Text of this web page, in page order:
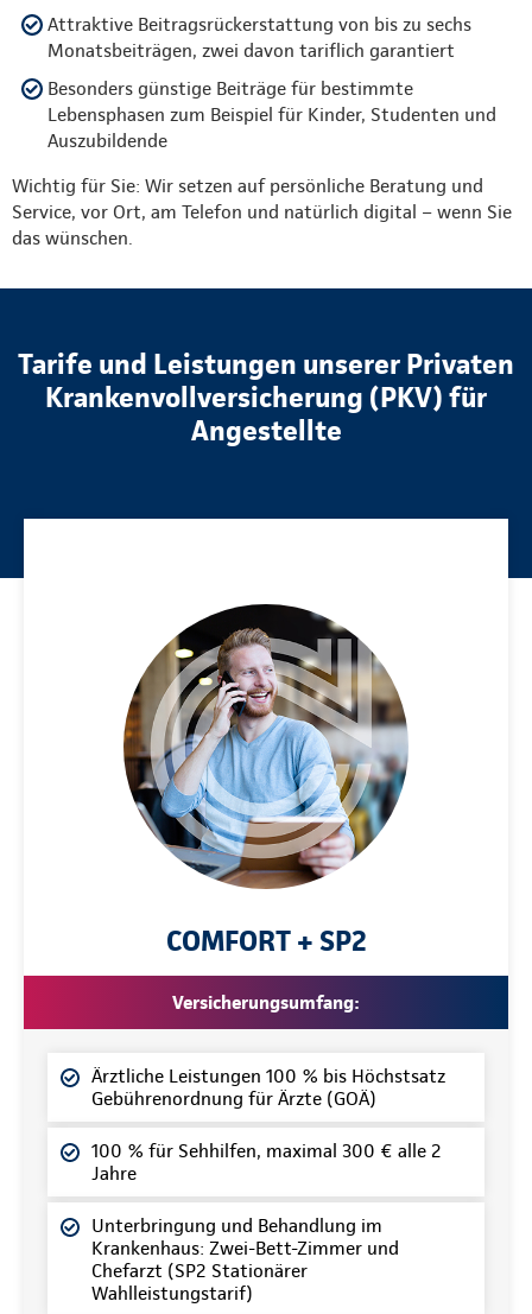
Attraktive Beitragsrückerstattung von bis zu sechs
Monatsbeiträgen, zwei davon tariflich garantiert
Besonders günstige Beiträge für bestimmte
Lebensphasen zum Beispiel für Kinder, Studenten und
Auszubildende
Wichtig für Sie: Wir setzen auf persönliche Beratung und
Service, vor Ort, am Telefon und natürlich digital – wenn Sie
das wünschen.
Tarife und Leistungen unserer Privaten
Krankenvollversicherung (PKV) für
Angestellte
COMFORT + SP2
Versicherungsumfang:
Ärztliche Leistungen 100 % bis Höchstsatz
Gebührenordnung für Ärzte (GOÄ)
100 % für Sehhilfen, maximal 300 € alle 2
Jahre
Unterbringung und Behandlung im
Krankenhaus: Zwei-Bett-Zimmer und
Chefarzt (SP2 Stationärer
Wahlleistungstarif)